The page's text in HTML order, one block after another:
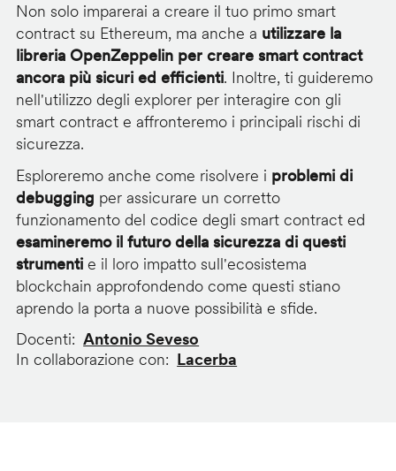
Non solo imparerai a creare il tuo primo smart
contract su Ethereum, ma anche a utilizzare la
libreria OpenZeppelin per creare smart contract
ancora più sicuri ed efficienti. Inoltre, ti guideremo
nell'utilizzo degli explorer per interagire con gli
smart contract e affronteremo i principali rischi di
sicurezza.
Esploreremo anche come risolvere i problemi di
debugging per assicurare un corretto
funzionamento del codice degli smart contract ed
esamineremo il futuro della sicurezza di questi
strumentie il loro impatto sull'ecosistema
blockchain approfondendo come questi stiano
aprendo la porta a nuove possibilità e sfide.
Docenti
Antonio Seveso
In collaborazione con
Lacerba